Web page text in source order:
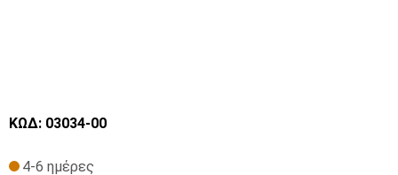
ΚΩΔ: 03034-00
4-6 ημέρες